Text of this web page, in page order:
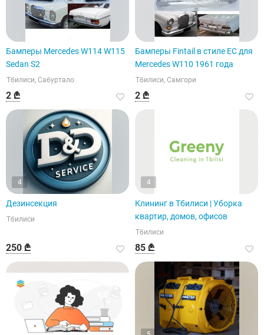
Бамперы Mercedes W114 W115
Sedan S2
Тбилиси, Сабуртало
2 ₾
Бамперы Fintail в стиле ЕС для
Mercedes W110 1961 года
Тбилиси, Самгори
2 ₾
4
Дезинсекция
Тбилиси
250 ₾
4
Клининг в Тбилиси | Уборка
квартир, домов, офисов
Тбилиси
85 ₾